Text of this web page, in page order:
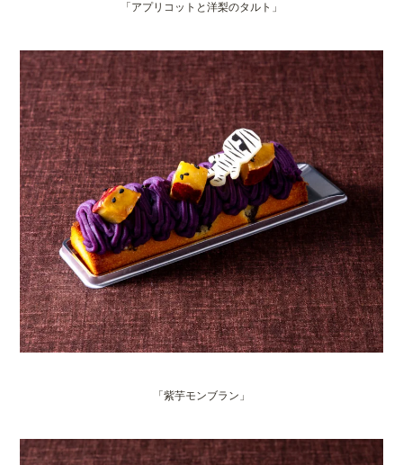
「アプリコットと洋梨のタルト」
「紫芋モンブラン」